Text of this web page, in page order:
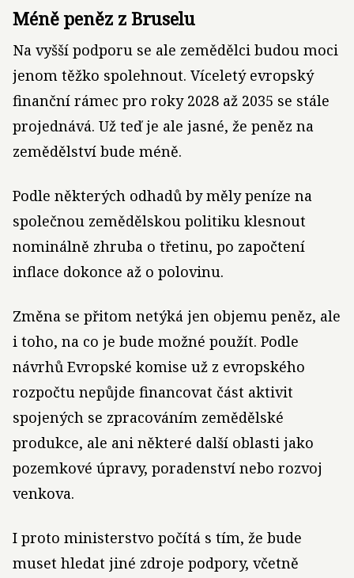
Méně peněz z Bruselu
Na vyšší podporu se ale zemědělci budou moci
jenom těžko spolehnout. Víceletý evropský
finanční rámec pro roky 2028 až 2035 se stále
projednává. Už teď je ale jasné, že peněz na
zemědělství bude méně.
Podle některých odhadů by měly peníze na
společnou zemědělskou politiku klesnout
nominálně zhruba o třetinu, po započtení
inflace dokonce až o polovinu.
Změna se přitom netýká jen objemu peněz, ale
i toho, na co je bude možné použít. Podle
návrhů Evropské komise už z evropského
rozpočtu nepůjde financovat část aktivit
spojených se zpracováním zemědělské
produkce, ale ani některé další oblasti jako
pozemkové úpravy, poradenství nebo rozvoj
venkova.
I proto ministerstvo počítá s tím, že bude
muset hledat jiné zdroje podpory, včetně